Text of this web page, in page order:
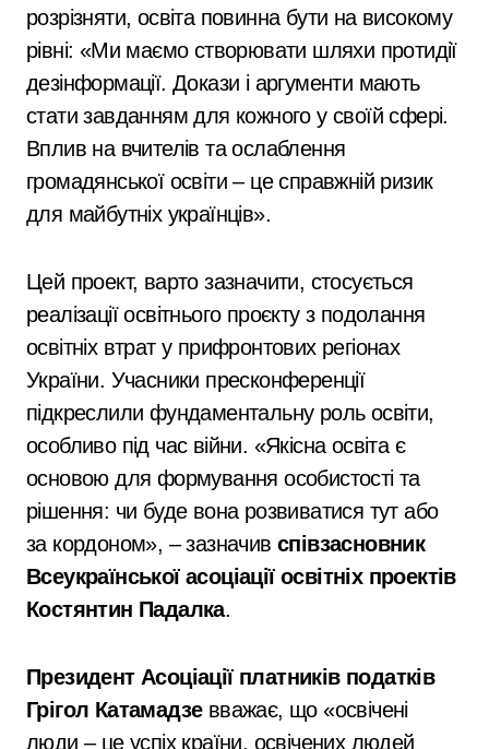
розрізняти, освіта повинна бути на високому
рівні: «Ми маємо створювати шляхи протидії
дезінформації. Докази і аргументи мають
стати завданням для кожного у своїй сфері.
Вплив на вчителів та ослаблення
громадянської освіти – це справжній ризик
для майбутніх українців».
Цей проект, варто зазначити, стосується
реалізації освітнього проєкту з подолання
освітніх втрат у прифронтових регіонах
України. Учасники пресконференції
підкреслили фундаментальну роль освіти,
особливо під час війни. «Якісна освіта є
основою для формування особистості та
рішення: чи буде вона розвиватися тут або
за кордоном», – зазначив співзасновник
Всеукраїнської асоціації освітніх проектів
Костянтин Падалка.
Президент Асоціації платників податків
Грігол Катамадзевважає, що «освічені
люди – це успіх країни, освічених людей